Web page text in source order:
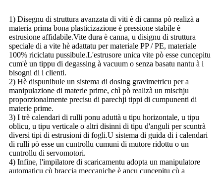
1) Disegnu di struttura avanzata di viti è di canna pò realizà a
materia prima bona plasticizazione è pressione stabile è
estrusione affidabile.Vite dura è canna, u disignu di struttura
speciale di a vite hè adattatu per materiale PP / PE, materiale
100% riciclatu pussibule.L'estrusore unica vite pò esse cuncepitu
cum'è un tippu di degassing à vacuum o senza basatu nantu à i
bisogni di i clienti.
2) Hè dispunibule un sistema di dosing gravimetricu per a
manipulazione di materie prime, chì pò realizà un mischju
proporzionalmente precisu di parechji tippi di cumpunenti di
materie prime.
3) I trè calendari di rulli ponu aduttà u tipu horizontale, u tipu
oblicu, u tipu verticale o altri disinni di tipu d'anguli per scuntrà
diversi tipi di estrusioni di fogli.U sistema di guida di i calendari
di rulli pò esse un cuntrollu cumuni di mutore ridottu o un
cuntrollu di servomotori.
4) Infine, l'impilatore di scaricamentu adopta un manipulatore
automaticu cù braccia meccaniche è ancu cuncepitu cù a